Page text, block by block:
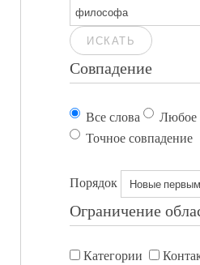
ИСКАТЬ
Совпадение
Все слова
Любое
Точное совпадение
Порядок
Ограничение
Категории